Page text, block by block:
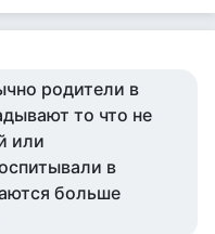
родители в
то что не
или
в
больше